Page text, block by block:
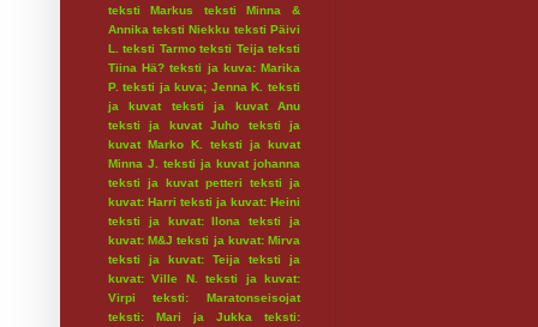
teksti Markus
teksti Minna &
Annika teksti Niekku teksti Päivi
L.
teksti Tarmo teksti Teija teksti
Tiina Hä? teksti ja kuva: Marika
P. teksti ja kuva; Jenna K.
teksti
ja kuvat
teksti ja kuvat Anu
teksti ja kuvat Juho
teksti ja
kuvat Marko K.
teksti ja kuvat
Minna J.
teksti ja kuvat johanna
teksti ja kuvat petteri
teksti ja
kuvat: Harri teksti ja kuvat: Heini
teksti ja kuvat: Ilona
teksti ja
kuvat: M&J teksti ja kuvat: Mirva
teksti ja kuvat: Teija
teksti ja
kuvat: Ville N.
teksti ja kuvat:
Virpi
teksti: Maratonseisojat
teksti: Mari ja Jukka
teksti: